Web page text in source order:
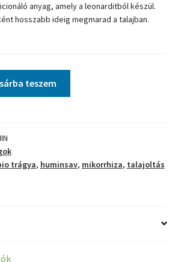
anyag, amely a leonarditból készül.
hosszabb ideig megmarad a talajban.
teszem
trágya, huminsav, mikorrhiza, talajoltás